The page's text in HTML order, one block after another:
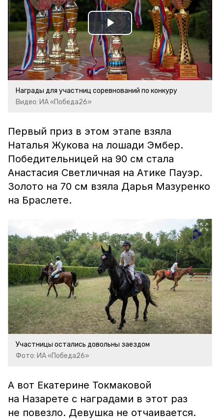
Play
Video
Награды для участниц соревнований по конкуру
Видео: ИА «Победа26»
Первый приз в этом этапе взяла
Наталья Жукова на лошади Эмбер.
Победительницей на 90 см стала
Анастасия Светличная на Атике Пауэр.
Золото на 70 см взяла Дарья Мазуренко
на Браслете.
Участницы остались довольны заездом
Фото: ИА «Победа26»
А вот Екатерине Токмаковой
на Назарете с наградами в этот раз
не повезло. Девушка не отчаивается.